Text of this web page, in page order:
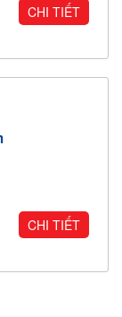
CHI TIẾT
CHI TIẾT